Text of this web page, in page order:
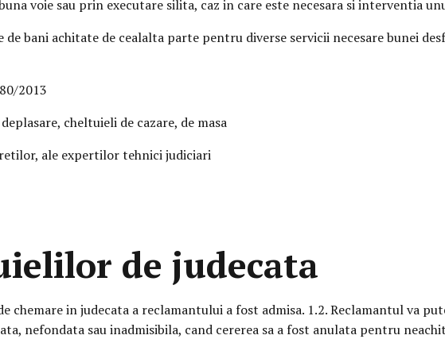
voie sau prin executare silita, caz in care este necesara si interventia
bani achitate de cealalta parte pentru diverse servicii necesare bunei
2013
cheltuieli de cazare, de masa
ale expertilor tehnici judiciari
de judecata
chemare in judecata a reclamantului a fost admisa. 1.2. Reclamantul va
nefondata sau inadmisibila, cand cererea sa a fost anulata pentru